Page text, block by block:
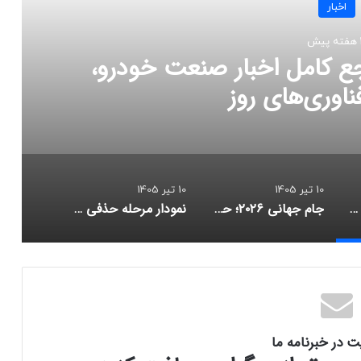
اخبار
کامل اخبار صنعت خودرو،
روز
آخرین اخبار خودرو؛ مرجع کامل اخبار صنعت خودرو، قیمت و فناوری‌های روز
10 تیر 1405
جام جهانی ۲۰۲۶؛ حذف مدعیان و ظهور شگفتی‌ها
10 تیر 1405
نمودار مرحله حذفی جام جهانی ۲۰۲۶ پس از روز دوم مرحله یک‌شانزدهم نهایی
در خبرنامه ما